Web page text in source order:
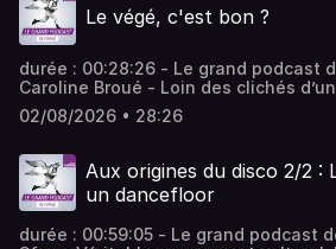
commun. - équipe : Christine Bernard, Alexandra Malka,
Corinne Amar Vous aimez ce podcast ? Pour écouter tous
Le végé, c'est bon ?
durée : 00:28:26 - Le grand podcast de voyage - par :
Caroline Broué - Loin des clichés
cuisine végétarienne s’invente
portée par des cuisiniers et des
de La cuisine végétarienne aux
(2025). Alors, le végé, c'est bon ? - équipe : Léa Warrin,
Jean-Christophe Francis Vous aimez ce podcast ? Pour
Radio France
02/08/2026 • 28:26
Aux origines du disco 2/2 :
un dancefloor
durée : 00:59:05 - Le grand podcast de voyage - par : Zoé